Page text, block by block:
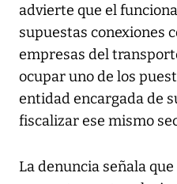
advierte que el
supuestas conexiones
empresas del
ocupar uno de los
entidad encargada de
fiscalizar ese mismo
La denuncia señala